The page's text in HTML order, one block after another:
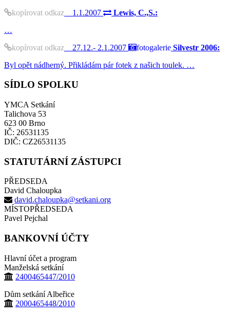
kopírovat odkaz 1.1.2007
Lewis, C.,S.:
…
kopírovat odkaz 27.12.- 2.1.2007 fotogalerie Silvestr 2006:
Byl opět nádherný. Přikládám pár fotek z našich toulek. …
SÍDLO SPOLKU
YMCA Setkání
Talichova 53
623 00 Brno
IČ: 26531135
DIČ: CZ26531135
STATUTÁRNÍ ZÁSTUPCI
PŘEDSEDA
David Chaloupka
david.chaloupka@setkani.org
MÍSTOPŘEDSEDA
Pavel Pejchal
BANKOVNÍ ÚČTY
Hlavní účet a program
Manželská setkání
2400465447/2010
Dům setkání Albeřice
2000465448/2010